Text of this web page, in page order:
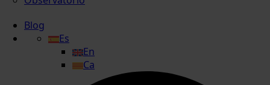
Blog
Es
En
Ca